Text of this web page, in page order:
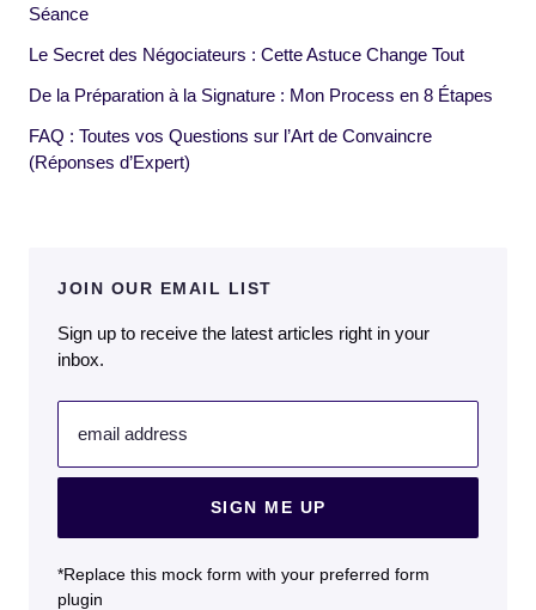
Séance
Le Secret des Négociateurs : Cette Astuce Change Tout
De la Préparation à la Signature : Mon Process en 8 Étapes
FAQ : Toutes vos Questions sur l’Art de Convaincre
(Réponses d’Expert)
JOIN OUR EMAIL LIST
Sign up to receive the latest articles right in your
inbox.
email address
SIGN ME UP
*Replace this mock form with your preferred form
plugin